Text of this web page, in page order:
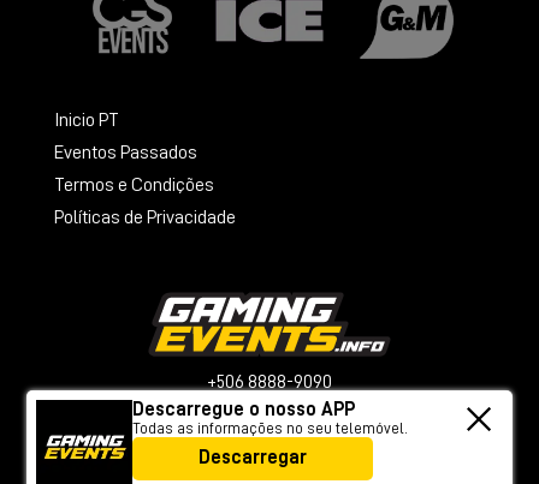
Inicio PT
Eventos Passados
Termos e Condições
Políticas de Privacidade
+506 8888-9090
info@gamingevents.info
Descarregue o nosso APP
Todas as informações no seu telemóvel.
Descarregar